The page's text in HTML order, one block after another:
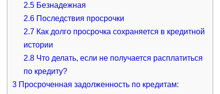
2.5 Безнадежная
2.6 Последствия просрочки
2.7 Как долго просрочка сохраняется в кредитной
истории
2.8 Что делать, если не получается расплатиться
по кредиту?
3Просроченная задолженность по кредитам: